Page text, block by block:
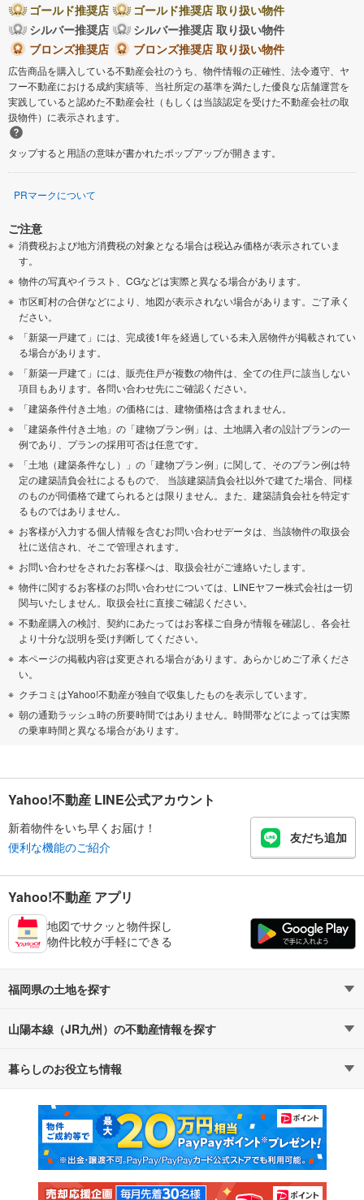
ゴールド推奨店
ゴールド推奨店 取り扱い物件
シルバー推奨店
シルバー推奨店 取り扱い物件
ブロンズ推奨店
ブロンズ推奨店 取り扱い物件
広告商品を購入している不動産会社のうち、物件情報の正確性、法令遵守、ヤ
フー不動産における成約実績等、当社所定の基準を満たした優良な店舗運営を
実践していると認めた不動産会社（もしくは当該認定を受けた不動産会社の取
扱物件）に表示されます。
タップすると用語の意味が書かれたポップアップが開きます。
PRマークについて
ご注意
消費税および地方消費税の対象となる場合は税込み価格が表示されていま
す。
物件の写真やイラスト、CGなどは実際と異なる場合があります。
市区町村の合併などにより、地図が表示されない場合があります。ご了承く
ださい。
「新築一戸建て」には、完成後1年を経過している未入居物件が掲載されてい
る場合があります。
「新築一戸建て」には、販売住戸が複数の物件は、全ての住戸に該当しない
項目もあります。各問い合わせ先にご確認ください。
「建築条件付き土地」の価格には、建物価格は含まれません。
「建築条件付き土地」の「建物プラン例」は、土地購入者の設計プランの一
例であり、プランの採用可否は任意です。
「土地（建築条件なし）」の「建物プラン例」に関して、そのプラン例は特
定の建築請負会社によるもので、 当該建築請負会社以外で建てた場合、同様
のものが同価格で建てられるとは限りません。また、建築請負会社を特定す
るものではありません。
お客様が入力する個人情報を含むお問い合わせデータは、当該物件の取扱会
社に送信され、そこで管理されます。
お問い合わせをされたお客様へは、取扱会社がご連絡いたします。
物件に関するお客様のお問い合わせについては、LINEヤフー株式会社は一切
関与いたしません。取扱会社に直接ご確認ください。
不動産購入の検討、契約にあたってはお客様ご自身が情報を確認し、各会社
より十分な説明を受け判断してください。
本ページの掲載内容は変更される場合があります。あらかじめご了承くださ
い。
クチコミはYahoo!不動産が独自で収集したものを表示しています。
朝の通勤ラッシュ時の所要時間ではありません。時間帯などによっては実際
の乗車時間と異なる場合があります。
Yahoo!不動産 LINE公式アカウント
新着物件をいち早くお届け！
便利な機能のご紹介
友だち追加
Yahoo!不動産 アプリ
地図でサクッと物件探し
物件比較が手軽にできる
福岡県の土地を探す
路線・駅から探す 地域から探す
通勤・通学時間から探す
山陽本線（JR九州）の不動産情報を探す
不動産・住宅
新築マンション 中古マンション
新築一戸建て 中古一戸建て
暮らしのお役立ち情報
マンションカタログ 教えて！住まいの先生